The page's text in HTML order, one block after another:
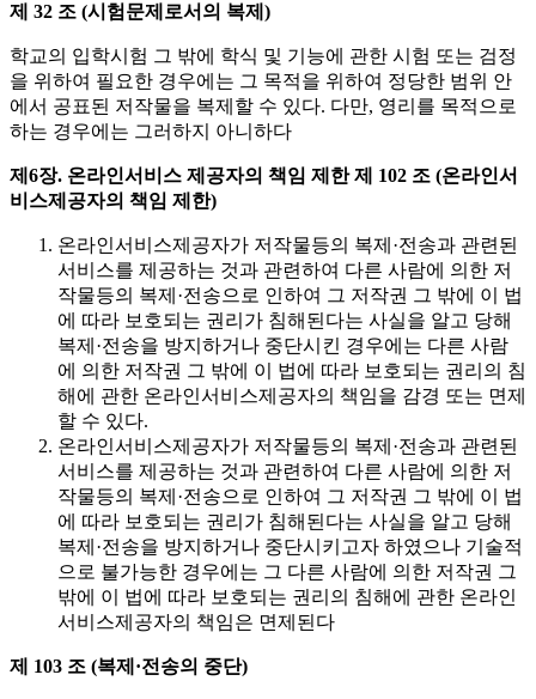
제 32 조 (시험문제로서의 복제)
학교의 입학시험 그 밖에 학식 및 기능에 관한 시험 또는 검정
을 위하여 필요한 경우에는 그 목적을 위하여 정당한 범위 안
에서 공표된 저작물을 복제할 수 있다. 다만, 영리를 목적으로
하는 경우에는 그러하지 아니하다
제6장. 온라인서비스 제공자의 책임 제한 제 102 조 (온라인서
비스제공자의 책임 제한)
온라인서비스제공자가 저작물등의 복제·전송과 관련된
서비스를 제공하는 것과 관련하여 다른 사람에 의한 저
작물등의 복제·전송으로 인하여 그 저작권 그 밖에 이 법
에 따라 보호되는 권리가 침해된다는 사실을 알고 당해
복제·전송을 방지하거나 중단시킨 경우에는 다른 사람
에 의한 저작권 그 밖에 이 법에 따라 보호되는 권리의 침
해에 관한 온라인서비스제공자의 책임을 감경 또는 면제
할 수 있다.
온라인서비스제공자가 저작물등의 복제·전송과 관련된
서비스를 제공하는 것과 관련하여 다른 사람에 의한 저
작물등의 복제·전송으로 인하여 그 저작권 그 밖에 이 법
에 따라 보호되는 권리가 침해된다는 사실을 알고 당해
복제·전송을 방지하거나 중단시키고자 하였으나 기술적
으로 불가능한 경우에는 그 다른 사람에 의한 저작권 그
밖에 이 법에 따라 보호되는 권리의 침해에 관한 온라인
서비스제공자의 책임은 면제된다
제 103 조 (복제·전송의 중단)